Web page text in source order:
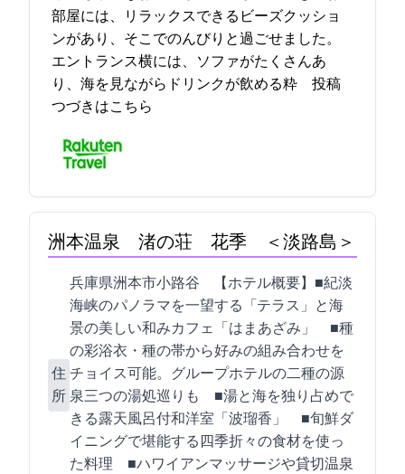
部屋には、リラックスできるビーズクッショ
ンがあり、そこでのんびりと過ごせました。
エントランス横には、ソファがたくさんあ
り、海を見ながらドリンクが飲める粋… 2021-11-09 23:15:30投稿
つづきはこちら
洲本温泉 渚の荘 花季 ＜淡路島＞
住
所
兵庫県洲本市小路谷1053-16 【ホテル概要】■紀淡
海峡のパノラマを一望する「NAGISAテラス」と海
景の美しい和みカフェ「はまあざみ」 ■12種
の彩浴衣・6種の帯から好みの組み合わせを
チョイス可能。グループホテルの二種の源
泉&三つの湯処巡りも ■湯と海を独り占めで
きる露天風呂付和洋室「波瑠香」 ■旬鮮ダ
イニングで堪能する四季折々の食材を使っ
た料理 ■ハワイアンマッサージや貸切温泉